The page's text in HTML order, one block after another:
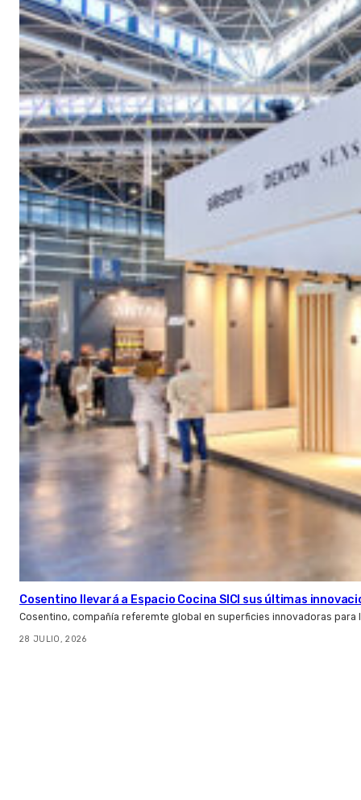
Cosentino llevará a Espacio Cocina SICI sus últimas
Cosentino, compañía referemte global en superficies innovadoras
28 JULIO, 2026